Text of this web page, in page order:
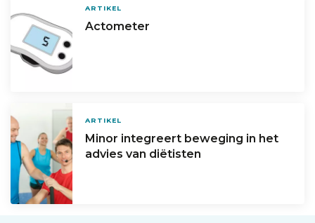
ARTIKEL
Actometer
ARTIKEL
Minor integreert beweging in het
advies van diëtisten